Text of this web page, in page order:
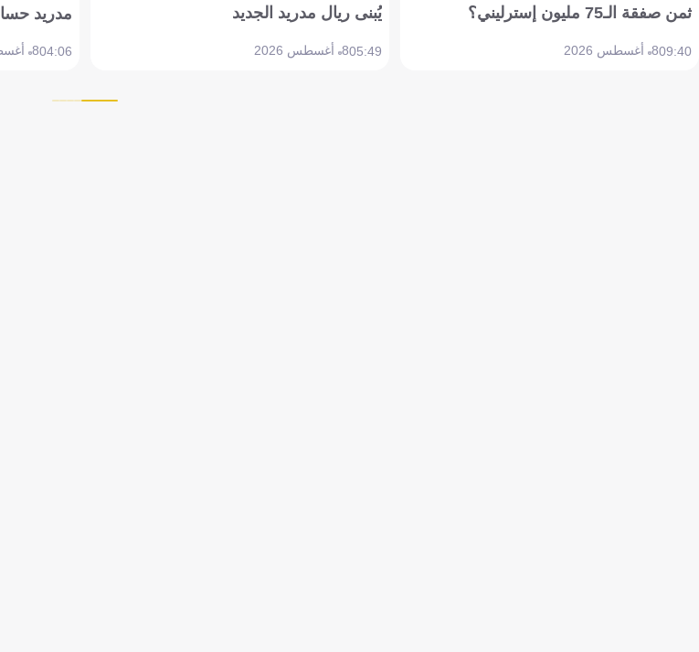
ثمن صفقة الـ75 مليون إسترليني؟
09:408 أغسطس 2026
يُبنى ريال مدريد الجديد
05:498 أغسطس 2026
مدريد
04:068 أغسطس 2026